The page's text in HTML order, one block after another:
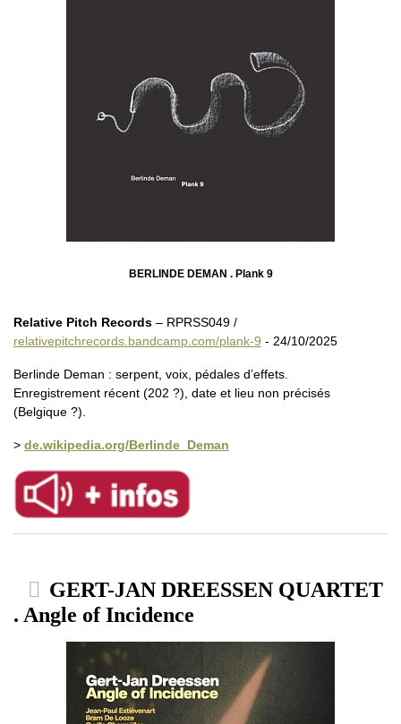
BERLINDE DEMAN . Plank 9
Relative Pitch Records – RPRSS049 /
relativepitchrecords.bandcamp.com/plank-9 - 24/10/2025
Berlinde Deman : serpent, voix, pédales d’effets.
Enregistrement récent (202 ?), date et lieu non précisés
(Belgique ?).
> de.wikipedia.org/Berlinde_Deman
GERT-JAN DREESSEN QUARTET
. Angle of Incidence